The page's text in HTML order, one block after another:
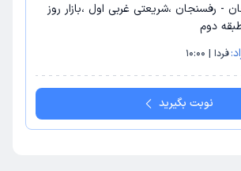
- رفسنجان ،شریعتی غربی اول ،بازار روز
دوم
فردا | 10:00
نوبت بگیرید